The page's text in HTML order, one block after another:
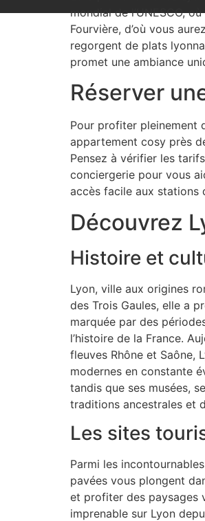
mondial de l’UNESCO,
Fourvière, d’où vous
regorgent de plats
promet une ambiance
Réserver
Pour profiter pleinement
appartement cosy près
Pensez à vérifier les
conciergerie pour vous
accès facile aux stations
Découvrez
Histoire et
Lyon, ville aux origines
des Trois Gaules, elle a
marquée par des
l’histoire de la France.
fleuves Rhône et Saône,
modernes en constante
tandis que ses musées,
traditions ancestrales et
Les sites
Parmi les
pavées vous plongent
et profiter des paysages
imprenable sur Lyon